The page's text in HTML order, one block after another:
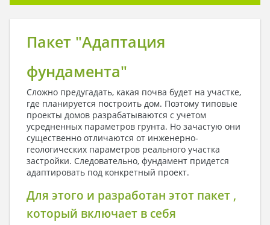
Пакет "Адаптация
фундамента"
Сложно предугадать, какая почва будет на участке,
где планируется построить дом. Поэтому типовые
проекты домов разрабатываются с учетом
усредненных параметров грунта. Но зачастую они
существенно отличаются от инженерно-
геологических параметров реального участка
застройки. Следовательно, фундамент придется
адаптировать под конкретный проект.
Для этого и разработан этот пакет ,
который включает в себя